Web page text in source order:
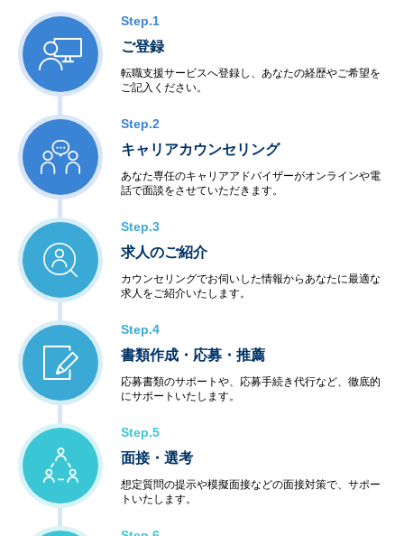
Step.1
ご登録
転職支援サービスへ登録し、あなたの経歴やご希望を
ご記入ください。
Step.2
キャリアカウンセリング
あなた専任のキャリアアドバイザーがオンラインや電
話で面談をさせていただきます。
Step.3
求人のご紹介
カウンセリングでお伺いした情報からあなたに最適な
求人をご紹介いたします。
Step.4
書類作成・応募・推薦
応募書類のサポートや、応募手続き代行など、徹底的
にサポートいたします。
Step.5
面接・選考
想定質問の提示や模擬面接などの面接対策で、サポー
トいたします。